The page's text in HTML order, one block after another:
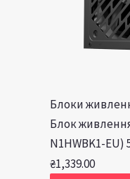
Блоки
Блок
N1HWBK1-EU)
₴1,339.00